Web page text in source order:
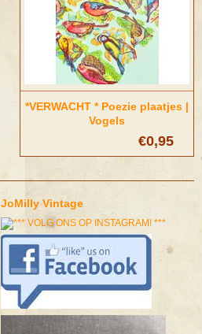
*VERWACHT * Poezie plaatjes |
Vogels
€0,95
JoMilly Vintage